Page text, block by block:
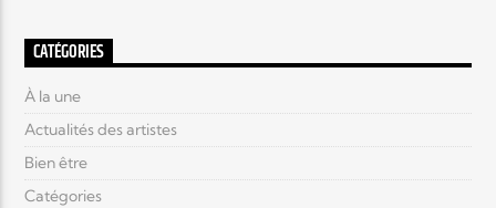
CATÉGORIES
À la une
Actualités des artistes
Bien être
Catégories